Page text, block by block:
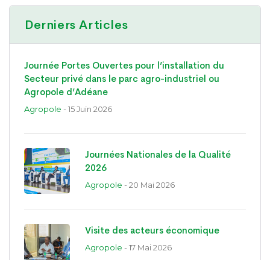
Derniers Articles
Journée Portes Ouvertes pour l’installation du
Secteur privé dans le parc agro-industriel ou
Agropole d’Adéane
Agropole - 15 Juin 2026
Journées Nationales de la Qualité
2026
Agropole - 20 Mai 2026
Visite des acteurs économique
Agropole - 17 Mai 2026